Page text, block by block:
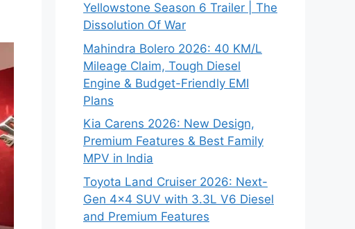
Yellowstone Season 6 Trailer | The
Dissolution Of War
Mahindra Bolero 2026: 40 KM/L
Mileage Claim, Tough Diesel
Engine & Budget-Friendly EMI
Plans
Kia Carens 2026: New Design,
Premium Features & Best Family
MPV in India
Toyota Land Cruiser 2026: Next-
Gen 4×4 SUV with 3.3L V6 Diesel
and Premium Features